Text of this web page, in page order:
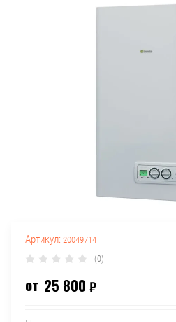
Артикул: 20049714
(0)
от 25 800 ₽